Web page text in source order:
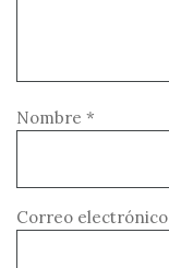
Nombre *
Correo electrónico